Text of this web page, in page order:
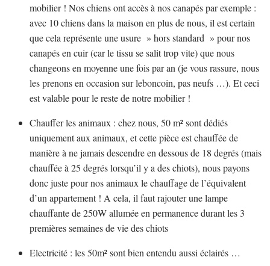
mobilier ! Nos chiens ont accès à nos canapés par exemple :
avec 10 chiens dans la maison en plus de nous, il est certain
que cela représente une usure » hors standard » pour nos
canapés en cuir (car le tissu se salit trop vite) que nous
changeons en moyenne une fois par an (je vous rassure, nous
les prenons en occasion sur leboncoin, pas neufs …). Et ceci
est valable pour le reste de notre mobilier !
Chauffer les animaux : chez nous, 50 m² sont dédiés
uniquement aux animaux, et cette pièce est chauffée de
manière à ne jamais descendre en dessous de 18 degrés (mais
chauffée à 25 degrés lorsqu’il y a des chiots), nous payons
donc juste pour nos animaux le chauffage de l’équivalent
d’un appartement ! A cela, il faut rajouter une lampe
chauffante de 250W allumée en permanence durant les 3
premières semaines de vie des chiots
Electricité : les 50m² sont bien entendu aussi éclairés …